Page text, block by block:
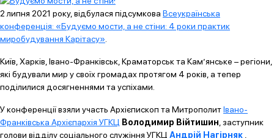
2 липня 2021 року, відбулася підсумкова Всеукраїнська
конференція: «Будуємо мости, а не стіни: 4 роки практик
миробудування Карітасу»
Київ, Харків, Івано-Франківськ, Краматорськ та Кам’янське – регіони,
які будували мир у своїх громадах протягом 4 років, а тепер
поділилися досягненнями та успіхами.
У конференції взяли участь Архієпископ та МитрополитІвано-
Франківська Архієпархія УГКЦ Володимир Війтишин , заступник
голови відділу соціального служіння УГКЦ Андрій Нагірняк